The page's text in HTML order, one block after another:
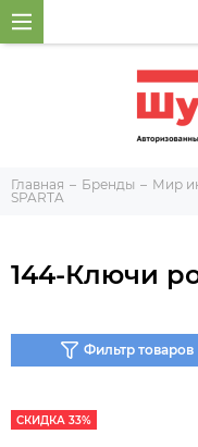
Главная Бренды Мир
SPARTA
144-Ключи
Фильтр товаров
СКИДКА 33%